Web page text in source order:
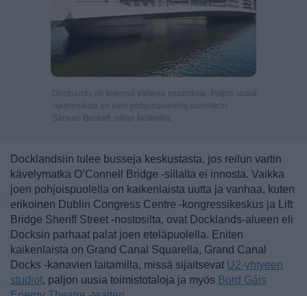
Docklands on kokenut valtavia muutoksia. Paljon uusia
rakennuksia on joen pohjoispuolella uudehkon
Samuel Beckett -sillan tietämillä.
Docklandsiin tulee busseja keskustasta, jos reilun vartin
kävelymatka O’Connell Bridge -sillalta ei innosta. Vaikka
joen pohjoispuolella on kaikenlaista uutta ja vanhaa, kuten
erikoinen Dublin Congress Centre -kongressikeskus ja Lift
Bridge Sheriff Street -nostosilta, ovat Docklands-alueen eli
Docksin parhaat palat joen eteläpuolella. Eniten
kaikenlaista on Grand Canal Squarella, Grand Canal
Docks -kanavien laitamilla, missä sijaitsevat U2-yhtyeen
studiot, paljon uusia toimistotaloja ja myös Bord Gáis